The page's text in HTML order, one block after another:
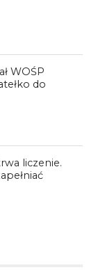
WOŚP
do
liczenie.